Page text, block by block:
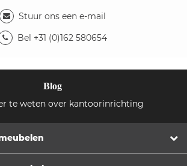
Stuur ons een e-mail
Bel +31 (0)162 580654
Blog
te weten over kantoorinrichting